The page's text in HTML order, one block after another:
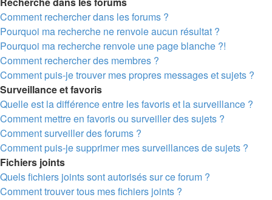
Comment rechercher dans les forums ?
Pourquoi ma recherche ne renvoie aucun résultat ?
Pourquoi ma recherche renvoie une page blanche ?!
Comment rechercher des membres ?
Comment puis-je trouver mes propres messages et sujets ?
Surveillance et favoris
Quelle est la différence entre les favoris et la surveillance ?
Comment mettre en favoris ou surveiller des sujets ?
Comment surveiller des forums ?
Comment puis-je supprimer mes surveillances de sujets ?
Fichiers joints
Quels fichiers joints sont autorisés sur ce forum ?
Comment trouver tous mes fichiers joints ?